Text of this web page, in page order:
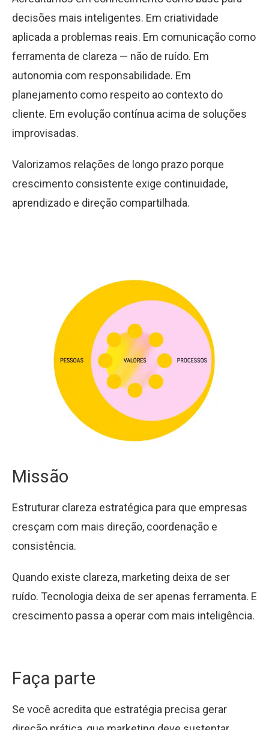
decisões mais inteligentes. Em criatividade
aplicada a problemas reais. Em comunicação como
ferramenta de clareza — não de ruído. Em
autonomia com responsabilidade. Em
planejamento como respeito ao contexto do
cliente. Em evolução contínua acima de soluções
improvisadas.
Valorizamos relações de longo prazo porque
crescimento consistente exige continuidade,
aprendizado e direção compartilhada.
Missão
Estruturar clareza estratégica para que empresas
cresçam com mais direção, coordenação e
consistência.
Quando existe clareza, marketing deixa de ser
ruído. Tecnologia deixa de ser apenas ferramenta. E
crescimento passa a operar com mais inteligência.
Faça parte
Se você acredita que estratégia precisa gerar